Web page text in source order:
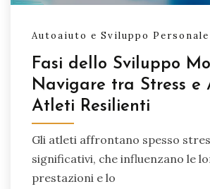
Autoaiuto e Sviluppo Personale
Fasi dello Sviluppo
Navigare tra Stress e
Atleti Resilienti
Gli atleti affrontano spesso
significativi, che influenzano le
prestazioni e lo